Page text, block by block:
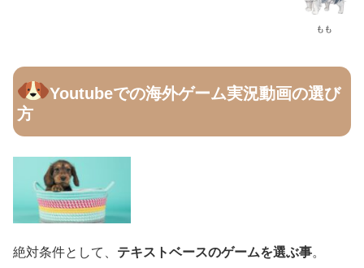
もも
Youtubeでの海外ゲーム実況動画の選び
方
絶対条件として、 テキストベースのゲームを選ぶ事。